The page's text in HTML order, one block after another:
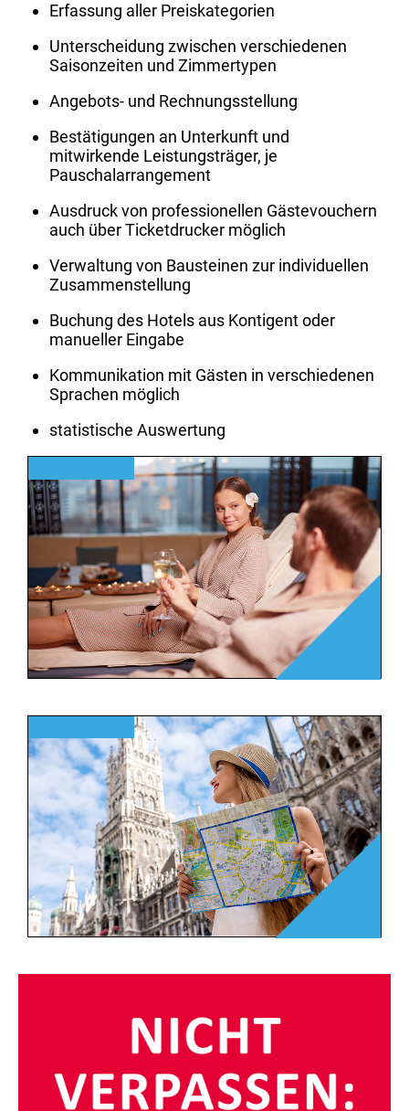
Erfassung aller Preiskategorien
Unterscheidung zwischen verschiedenen
Saisonzeiten und Zimmertypen
Angebots- und Rechnungsstellung
Bestätigungen an Unterkunft und
mitwirkende Leistungsträger, je
Pauschalarrangement
Ausdruck von professionellen Gästevouchern
auch über Ticketdrucker möglich
Verwaltung von Bausteinen zur individuellen
Zusammenstellung
Buchung des Hotels aus Kontigent oder
manueller Eingabe
Kommunikation mit Gästen in verschiedenen
Sprachen möglich
statistische Auswertung